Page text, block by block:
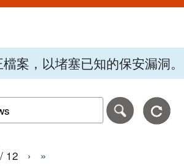
案，以堵塞已知的保安漏洞。
-年年年年。
格式為日日-月月-年年年年。
CVE ID 搜尋保安警報
/ 12 › »